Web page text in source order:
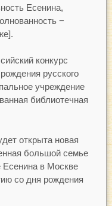
Есенина,
−
конкурс
русского
учреждение
библиотечная
открыта новая
большой семье
Есенина в Москве
со дня рождения